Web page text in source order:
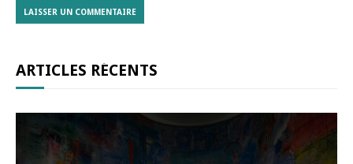
ARTICLES RÉCENTS